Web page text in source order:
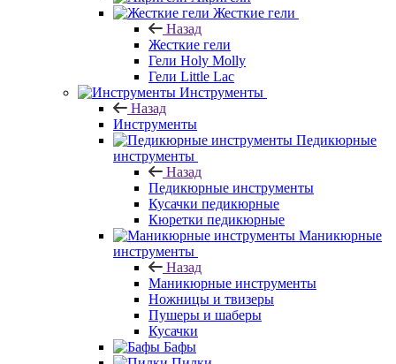
Жесткие гели
Назад
Жесткие гели
Гели Holy Molly
Гели Little Lac
Инструменты
Назад
Инструменты
Педикюрные
инструменты
Назад
Педикюрные инструменты
Кусачки педикюрные
Кюретки педикюрные
Маникюрные
инструменты
Назад
Маникюрные инструменты
Ножницы и твизеры
Пушеры и шаберы
Кусачки
Бафы